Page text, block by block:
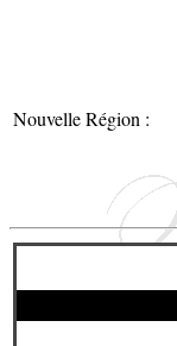
Nouvelle Région :